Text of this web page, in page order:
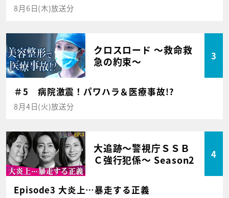
8月6日(木)放送分
クロスロード ～救命救
急の約束～
3
＃5 病院激震！パワハラ＆医療事故!?
8月4日(火)放送分
大追跡～警視庁ＳＳＢ
Ｃ強行犯係～ Season2
4
Episode3 大炎上…暴走する正義